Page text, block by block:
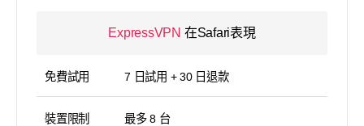
ExpressVPN 在Safari表現
免費試用 7 日試用 + 30 日退款
裝置限制 最多 8 台